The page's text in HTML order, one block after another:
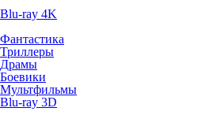
Blu-ray 4K
Фантастика
Триллеры
Драмы
Боевики
Мультфильмы
Blu-ray 3D